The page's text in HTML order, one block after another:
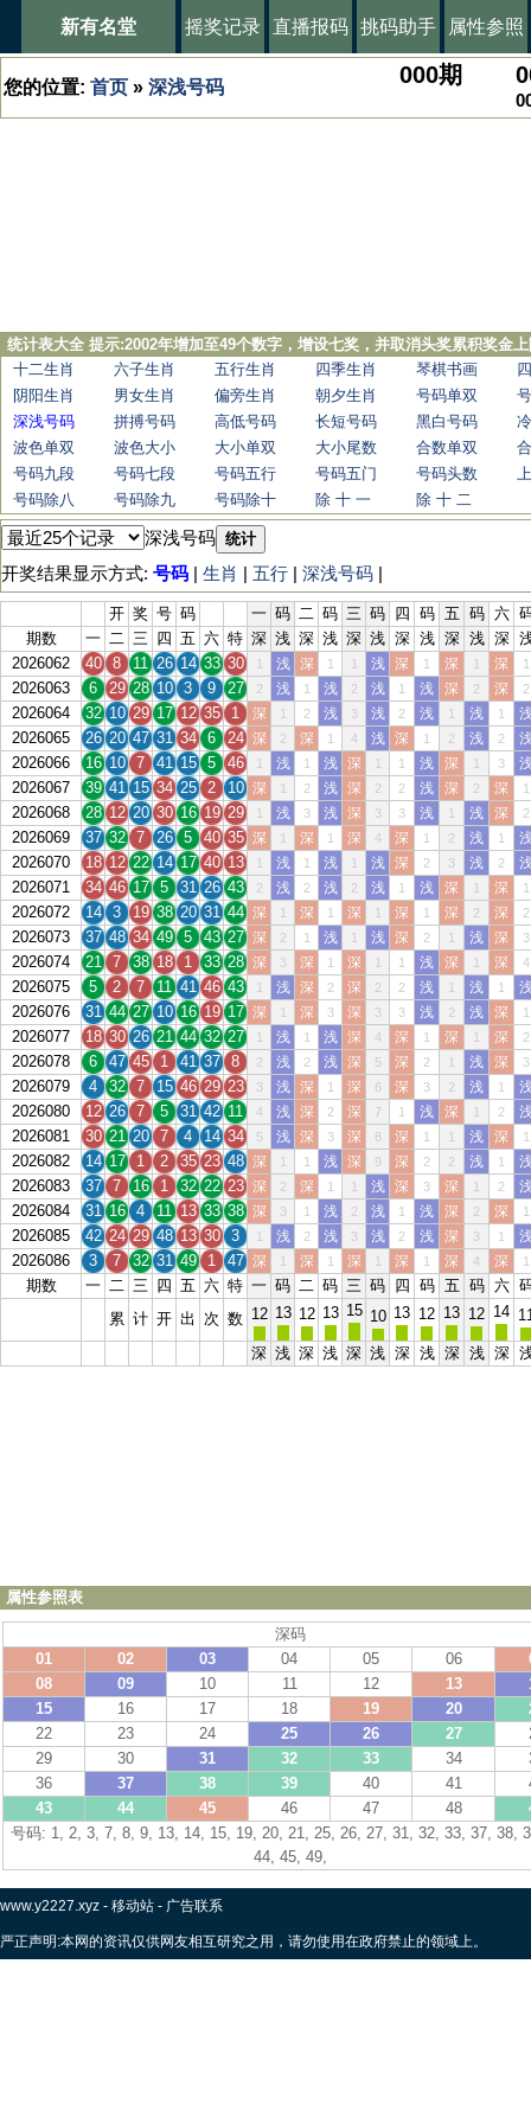
新有名堂 摇奖记录 直播报码 挑码助手 属性参照
您的位置: 首页 » 深浅号码 000期
统计表大全 提示:2002年增加至49个数字，增设七奖，并取消头奖累积奖金
十二生肖
六子生肖 五行生肖 四季生肖 琴棋书画
阴阳生肖
男女生肖 偏旁生肖 朝夕生肖 号码单双
深浅号码
拼搏号码 高低号码 长短号码 黑白号码
波色单双
波色大小 大小单双 大小尾数 合数单双
号码九段
号码七段 号码五行 号码五门 号码头数
号码除八
号码除九 号码除十 除 十 一 除 十 二
深浅号码 统计
开奖结果显示方式: 号码 | 生肖 | 五行 | 深浅号码 |
开 奖 号 码 一 码 二 码 三 码 四 码 五 码 六
期数
一 二 三 四 五 六 特 深 浅 深 浅 深 浅 深 浅 深 浅 深
2026062
40 8 11 26 14 33 30 1 浅 深 1 1 浅 深 1 深 1 深 1
2026063 6 29 28 10 3 9 27 2 浅 1 浅 2 浅 1 浅 深 2 深 2
2026064 32 10 29 17 12 35 1 深 1 2 浅 3 浅 2 浅 1 浅 1
2026065 26 20 47 31 34 6 24 深 2 深 1 4 浅 深 1 2 浅 2
2026066 16 10 7 41 15 5 46 1 浅 1 浅 深 1 1 浅 深 1 3
2026067 39 41 15 34 25 2 10 深 1 2 浅 深 2 2 浅 深 2 深 1
2026068 28 12 20 30 16 19 29 1 浅 3 浅 深 3 3 浅 1 浅 深 2
2026069 37 32 7 26 5 40 35 深 1 深 1 深 4 深 1 2 浅 1
2026070 18 12 22 14 17 40 13 1 浅 1 浅 1 浅 深 2 3 浅 2
2026071 34 46 17 5 31 26 43 2 浅 2 浅 2 浅 1 浅 深 1 深 1
2026072 14 3 19 38 20 31 44 深 1 深 1 深 1 深 1 深 2 深 2
2026073 37 48 34 49 5 43 27 深 2 1 浅 1 浅 深 2 1 浅 深 3
2026074 21 7 38 18 1 33 28 深 3 深 1 深 1 1 浅 深 1 深 4
2026075 5 2 7 11 41 46 43 1 浅 深 2 深 2 2 浅 1 浅 1
2026076 31 44 27 10 16 19 17 深 1 深 3 深 3 3 浅 2 浅 深 1
2026077 18 30 26 21 44 32 27 1 浅 1 浅 深 4 深 1 深 1 深 2
2026078 6 47 45 1 41 37 8 2 浅 2 浅 深 5 深 2 1 浅 深 3
2026079 4 32 7 15 46 29 23 3 浅 深 1 深 6 深 3 2 浅 1
2026080 12 26 7 5 31 42 11 4 浅 深 2 深 7 1 浅 深 1 2
2026081 30 21 20 7 4 14 34 5 浅 深 3 深 8 深 1 1 浅 深 1
2026082 14 17 1 2 35 23 48 深 1 1 浅 深 9 深 2 2 浅 1
2026083 37 7 16 1 32 22 23 深 2 深 1 1 浅 深 3 深 1 2
2026084 31 16 4 11 13 33 38 深 3 1 浅 2 浅 1 浅 深 2 深 1
2026085 42 24 29 48 13 30 3 1 浅 2 浅 3 浅 2 浅 深 3 1
2026086 3 7 32 31 49 1 47 深 1 深 1 深 1 深 1 深 4 深 1
期数 一 二 三 四 五 六 特 一 码 二 码 三 码 四 码 五 码 六
累 计 开 出 次 数 12 13 12 13 15 10 13 12 13 12 14
深 浅 深 浅 深 浅 深 浅 深 浅 深
属性参照表
深码
01
02 03 04 05 06
08
09 10 11 12 13
15
16 17 18 19 20
22
23 24 25 26 27
29
30 31 32 33 34
36
37 38 39 40 41
43
44 45 46 47 48
号码: 1, 2, 3, 7, 8, 9, 13, 14, 15, 19, 20, 21, 25, 26, 27, 31, 32, 33, 37, 38,
44, 45, 49,
www.y2227.xyz - 移动站 - 广告联系
严正声明:本网的资讯仅供网友相互研究之用，请勿使用在政府禁止的领域上。